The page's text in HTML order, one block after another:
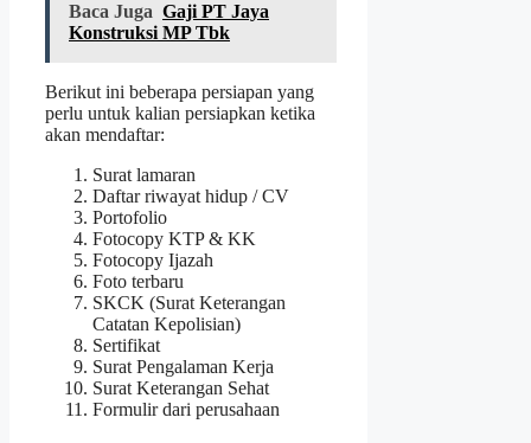
Baca Juga Gaji PT Jaya
Konstruksi MP Tbk
Berikut ini beberapa persiapan yang
perlu untuk kalian persiapkan ketika
akan mendaftar:
Surat lamaran
Daftar riwayat hidup / CV
Portofolio
Fotocopy KTP & KK
Fotocopy Ijazah
Foto terbaru
SKCK (Surat Keterangan
Catatan Kepolisian)
Sertifikat
Surat Pengalaman Kerja
Surat Keterangan Sehat
Formulir dari perusahaan